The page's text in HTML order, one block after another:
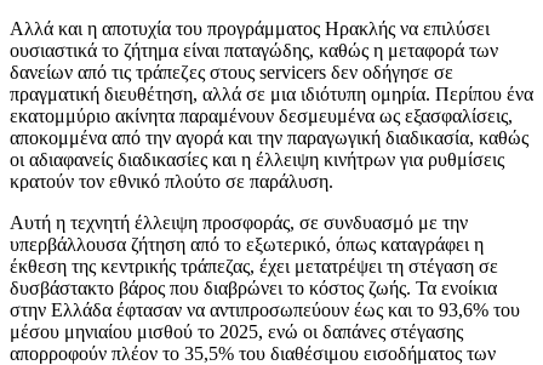
Αλλά και η αποτυχία του προγράμματος Ηρακλής να επιλύσει
ουσιαστικά το ζήτημα είναι παταγώδης, καθώς η μεταφορά των
δανείων από τις τράπεζες στους servicers δεν οδήγησε σε
πραγματική διευθέτηση, αλλά σε μια ιδιότυπη ομηρία. Περίπου ένα
εκατομμύριο ακίνητα παραμένουν δεσμευμένα ως εξασφαλίσεις,
αποκομμένα από την αγορά και την παραγωγική διαδικασία, καθώς
οι αδιαφανείς διαδικασίες και η έλλειψη κινήτρων για ρυθμίσεις
κρατούν τον εθνικό πλούτο σε παράλυση.
Αυτή η τεχνητή έλλειψη προσφοράς, σε συνδυασμό με την
υπερβάλλουσα ζήτηση από το εξωτερικό, όπως καταγράφει η
έκθεση της κεντρικής τράπεζας, έχει μετατρέψει τη στέγαση σε
δυσβάστακτο βάρος που διαβρώνει το κόστος ζωής. Τα ενοίκια
στην Ελλάδα έφτασαν να αντιπροσωπεύουν έως και το 93,6% του
μέσου μηνιαίου μισθού το 2025, ενώ οι δαπάνες στέγασης
απορροφούν πλέον το 35,5% του διαθέσιμου εισοδήματος των